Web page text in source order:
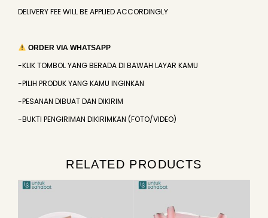
DELIVERY FEE WILL BE APPLIED ACCORDINGLY
ORDER VIA WHATSAPP
-KLIK TOMBOL YANG BERADA DI BAWAH LAYAR KAMU
-PILIH PRODUK YANG KAMU INGINKAN
-PESANAN DIBUAT DAN DIKIRIM
-BUKTI PENGIRIMAN DIKIRIMKAN (FOTO/VIDEO)
RELATED PRODUCTS